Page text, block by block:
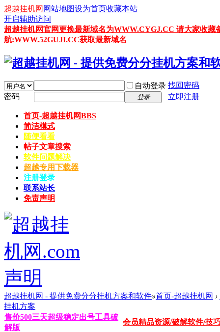
超越挂机网 网站地图设为首页收藏本站
开启辅助访问
超越挂机网官网更换最新域名为WWW.CYGJ.CC 请大家收
航:WWW.52GUJI.CC获取最新域名
自动登录 找回密码
密码
登录 立即注册
首页-超越挂机网BBS
简洁模式
随便看看
帖子文章搜索
软件问题解决
超越专用下载器
注册登录
联系站长
免责声明
超越挂机网 - 提供免费分分挂机方案和软件»首页-超越挂机网 ›
挂机方案
售价500三天超级稳定出号工具破
解版
会员精品资源/破解软件/技